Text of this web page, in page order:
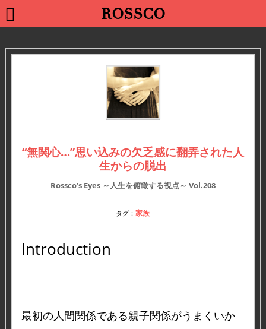
ROSSCO
“無関心…”思い込みの欠乏感に翻弄された人
生からの脱出
Rossco’s Eyes ～人生を俯瞰する視点～ Vol.208
タグ：家族
Introduction
最初の人間関係である親子関係がうまくいか